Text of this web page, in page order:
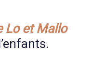
Lo et Mallo